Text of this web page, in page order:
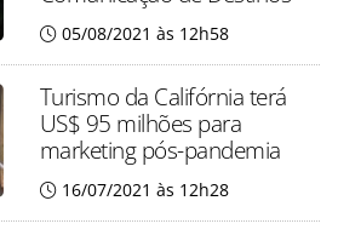
05/08/2021 às 12h58
Turismo da Califórnia terá
US$ 95 milhões para
marketing pós-pandemia
16/07/2021 às 12h28